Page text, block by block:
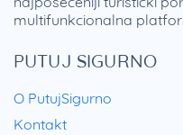
PUTUJ SIGURNO
O PutujSigurno
Kontakt
multifunkcionalna